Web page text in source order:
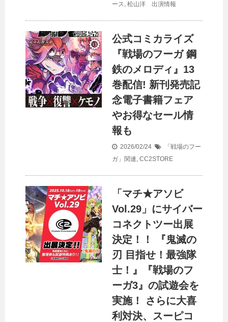
ース, 松山洋 出演情報
公式コミカライズ
『戦場のフーガ 鋼
鉄のメロディ』13
巻配信! 新刊発売記
念電子書籍フェア
やお得なセール情
報も
2026/02/24
「戦場のフー
ガ」関連, CC2STORE
「マチ★アソビ
Vol.29」にサイバー
コネクトツー出展
決定！！ 『鬼滅の
刃 目指せ！最強隊
士！』『戦場のフ
ーガ3』の試遊会を
実施！ さらに大喜
利対決、スーピコ